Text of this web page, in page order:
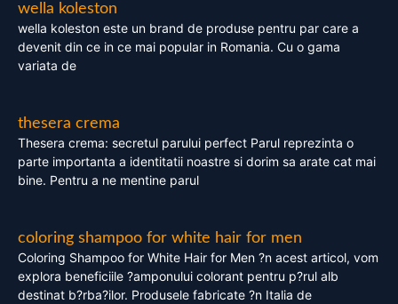
wella koleston
wella koleston este un brand de produse pentru par care a
devenit din ce in ce mai popular in Romania. Cu o gama
variata de
thesera crema
Thesera crema: secretul parului perfect Parul reprezinta o
parte importanta a identitatii noastre si dorim sa arate cat mai
bine. Pentru a ne mentine parul
coloring shampoo for white hair for men
Coloring Shampoo for White Hair for Men ?n acest articol, vom
explora beneficiile ?amponului colorant pentru p?rul alb
destinat b?rba?ilor. Produsele fabricate ?n Italia de